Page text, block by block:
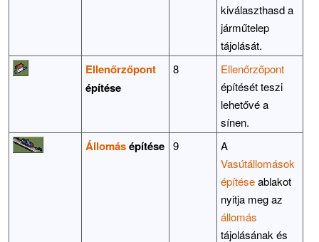
kiválaszthasd a
járműtelep
tájolását.
Ellenőrzőpont
építése
8
Ellenőrzőpont
építését teszi
lehetővé a
sínen.
Állomásépítése 9
A
Vasútállomások
építéseablakot
nyitja meg az
állomás
tájolásának és